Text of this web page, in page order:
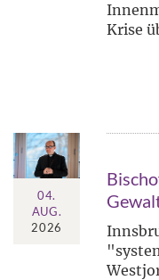
Krise
04.
AUG.
2026